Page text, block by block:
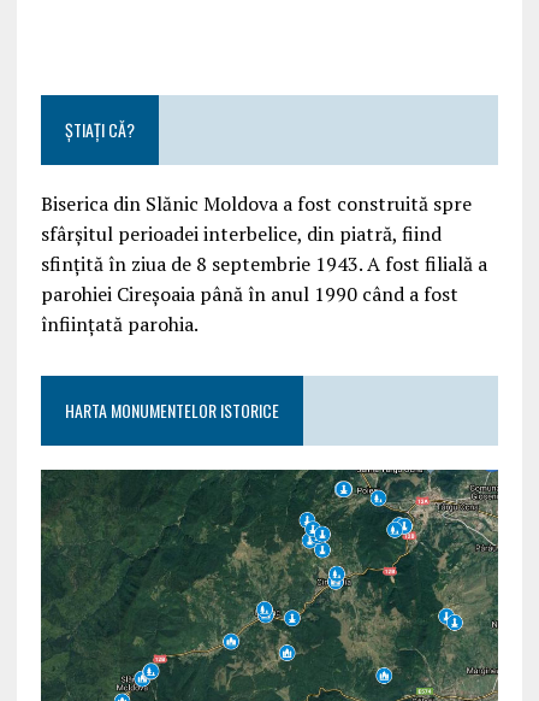
ȘTIAȚI CĂ?
Biserica din Slănic Moldova a fost construită spre
sfârşitul perioadei interbelice, din piatră, fiind
sfinţită în ziua de 8 septembrie 1943. A fost filială a
parohiei Cireşoaia până în anul 1990 când a fost
înfiinţată parohia.
HARTA MONUMENTELOR ISTORICE